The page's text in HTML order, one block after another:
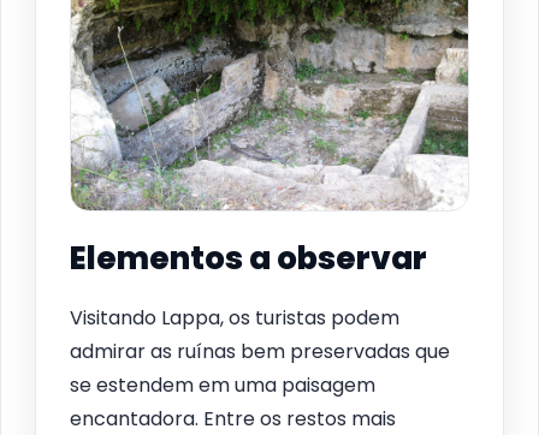
Elementos a observar
Visitando Lappa, os turistas podem
admirar as ruínas bem preservadas que
se estendem em uma paisagem
encantadora. Entre os restos mais